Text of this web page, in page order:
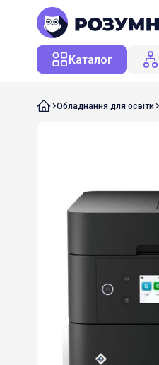
Каталог
Обладнання для освіти